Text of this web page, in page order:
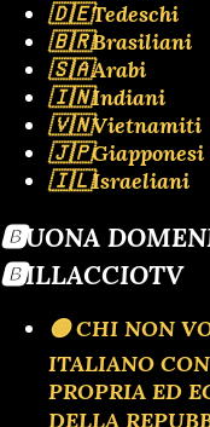
🇩🇪Tedeschi
🇧🇷Brasiliani
🇸🇦Arabi
🇮🇳Indiani
🇻🇳Vietnamiti
🇯🇵Giapponesi
🇮🇱Israeliani
🅱️UONA
🅱️ILLACCIOTV
🟡 CHI NON
ITALIANO
PROPRIA ED
DELLA